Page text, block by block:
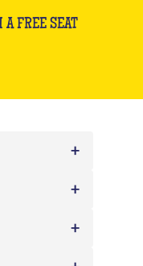
FREE SEAT
+
0+
0+
0